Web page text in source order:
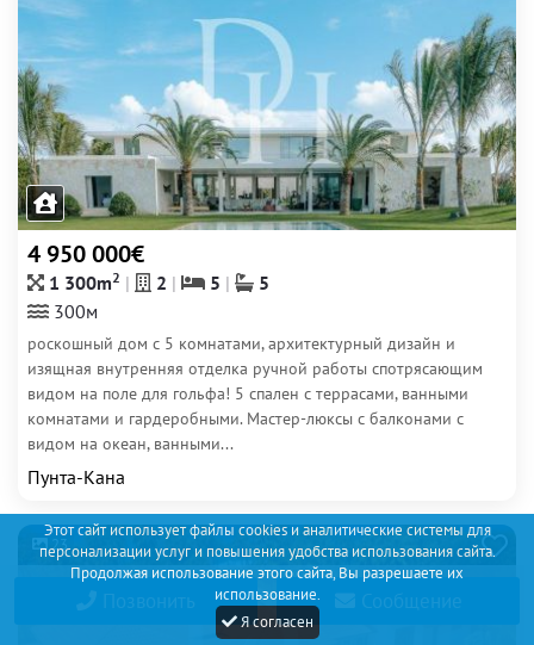
Этот сайт использует файлы cookies и аналитические системы для
персонализации услуг и повышения удобства использования сайта.
Продолжая использование этого сайта, Вы разрешаете их
использование.
Я согласен
4 950 000€
1 300m2 2 5
5
300м
роскошный дом с 5 комнатами, архитектурный дизайн и
изящная внутренняя отделка ручной работы спотрясающим
видом на поле для гольфа! 5 спален с террасами, ванными
комнатами и гардеробными. Мастер-люксы с балконами с
видом на океан, ванными...
Пунта-Кана
23
Позвонить Сообщение